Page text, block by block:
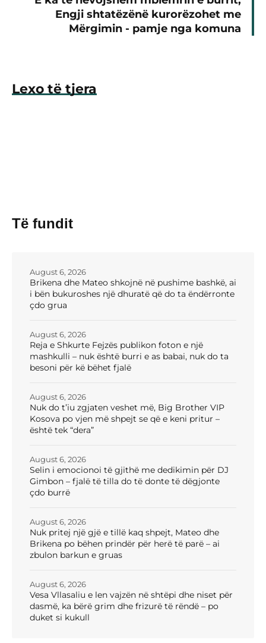
Engji shtatëzënë kurorëzohet me
Mërgimin - pamje nga komuna
Lexo të tjera
Të fundit
Brikena dhe Mateo shkojnë në pushime bashkë, ai
i bën bukuroshes një dhuratë që do ta ëndërronte
çdo grua
August 6, 2026
Reja e Shkurte Fejzës publikon foton e një
mashkulli – nuk është burri e as babai, nuk do ta
besoni për kë bëhet fjalë
August 6, 2026
Nuk do t’iu zgjaten veshet më, Big Brother VIP
Kosova po vjen më shpejt se që e keni pritur –
është tek “dera”
August 6, 2026
Selin i emocionoi të gjithë me dedikimin për DJ
Gimbon – fjalë të tilla do të donte të dëgjonte
çdo burrë
August 6, 2026
Nuk pritej një gjë e tillë kaq shpejt, Mateo dhe
Brikena po bëhen prindër për herë të parë – ai
zbulon barkun e gruas
August 6, 2026
Vesa Vllasaliu e len vajzën në shtëpi dhe niset për
dasmë, ka bërë grim dhe frizurë të rëndë – po
duket si kukull
August 6, 2026